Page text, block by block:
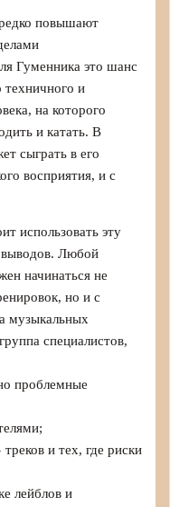
повышают
Гуменника это шанс
техничного и
на которого
и катать. В
сыграть в его
восприятия, и с
использовать эту
выводов. Любой
начинаться не
но и с
музыкальных
специалистов,
проблемные
и тех, где риски
лейблов и